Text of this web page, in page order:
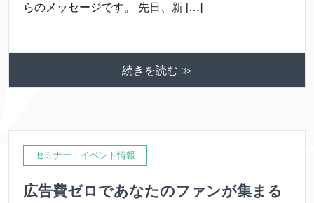
らのメッセージです。 先日、新 […]
続きを読む ≫
セミナー・イベント情報
広告費ゼロであなたのファンが集まる